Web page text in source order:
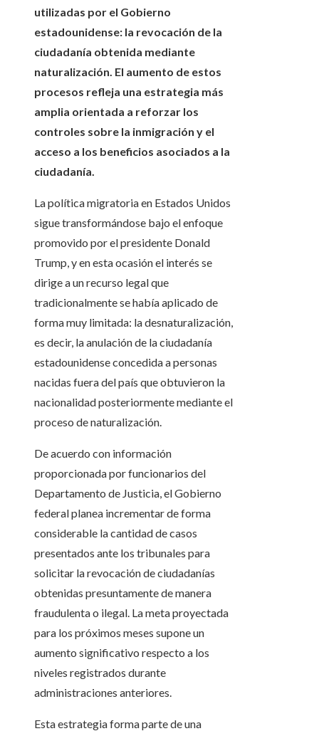
utilizadas por el Gobierno
estadounidense: la revocación de la
ciudadanía obtenida mediante
naturalización. El aumento de estos
procesos refleja una estrategia más
amplia orientada a reforzar los
controles sobre la inmigración y el
acceso a los beneficios asociados a la
ciudadanía.
La política migratoria en Estados Unidos
sigue transformándose bajo el enfoque
promovido por el presidente Donald
Trump, y en esta ocasión el interés se
dirige a un recurso legal que
tradicionalmente se había aplicado de
forma muy limitada: la desnaturalización,
es decir, la anulación de la ciudadanía
estadounidense concedida a personas
nacidas fuera del país que obtuvieron la
nacionalidad posteriormente mediante el
proceso de naturalización.
De acuerdo con información
proporcionada por funcionarios del
Departamento de Justicia, el Gobierno
federal planea incrementar de forma
considerable la cantidad de casos
presentados ante los tribunales para
solicitar la revocación de ciudadanías
obtenidas presuntamente de manera
fraudulenta o ilegal. La meta proyectada
para los próximos meses supone un
aumento significativo respecto a los
niveles registrados durante
administraciones anteriores.
Esta estrategia forma parte de una